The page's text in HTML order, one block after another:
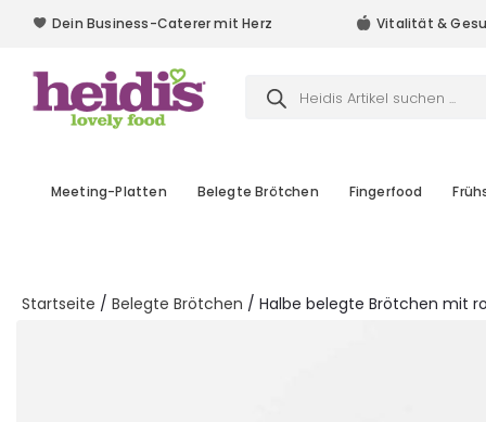
Dein Business-Caterer mit Herz
Dein Business-Caterer mit Herz Vitalität &
search
Meeting-Platten Belegte Brötchen Fingerfood
Startseite / Belegte Brötchen / Halbe belegte Brötchen mit